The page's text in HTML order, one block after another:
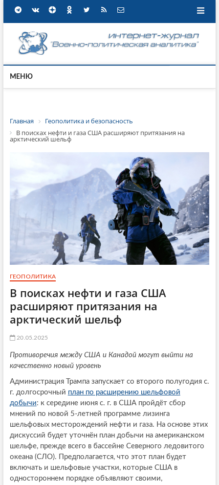
МЕНЮ
Главная
Геополитика и безопасность
В поисках нефти и газа США расширяют притязания на
арктический шельф
ГЕОПОЛИТИКА
В поисках нефти и газа США
расширяют притязания на
арктический шельф
20.05.2025
Противоречия между США и Канадой могут выйти на
качественно новый уровень
Администрация Трампа запускает со второго полугодия с.
г. долгосрочный план по расширению шельфовой
добычи: к середине июня с. г. в США пройдёт сбор
мнений по новой 5-летней программе лизинга
шельфовых месторождений нефти и газа. На основе этих
дискуссий будет уточнён план добычи на американском
шельфе, прежде всего в бассейне Северного ледовитого
океана (СЛО). Предполагается, что этот план будет
включать и шельфовые участки, которые США в
одностороннем порядке объявляют своими,